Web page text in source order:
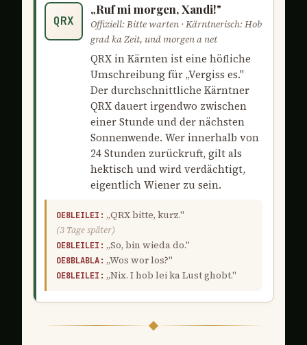
QRX
„Ruf mi morgen, Xandi!"
Offiziell: Bitte warten · Kärntnerisch: Hob
grad ka Zeit, und morgen a net
QRX in Kärnten ist eine höfliche
Umschreibung für „Vergiss es."
Der durchschnittliche Kärntner
QRX dauert irgendwo zwischen
einer Stunde und der nächsten
Sonnenwende. Wer innerhalb von
24 Stunden zurückruft, gilt als
hektisch und wird verdächtigt,
eigentlich Wiener zu sein.
OE8LEILEI: „QRX bitte, kurz."
(3 Tage später)
OE8LEILEI: „So, bin wieda do."
OE8BLABLA: „Wos wor los?"
OE8LEILEI: „Nix. I hob lei ka Lust ghobt."